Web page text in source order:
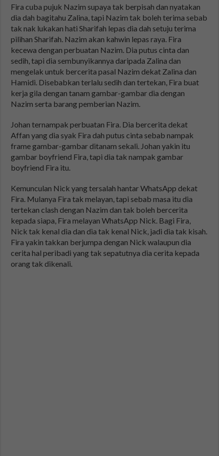
Fira cuba pujuk Nazim supaya tak berpisah dan nyatakan
dia dah bagitahu Zalina, tapi Nazim tak boleh terima sebab
tak nak lukakan hati Sharifah lepas dia dah setuju terima
pilihan Sharifah. Nazim akan kahwin lepas raya. Fira
kecewa dengan perbuatan Nazim. Dia putus cinta dan
sedih, tapi dia sembunyikannya daripada Zalina dan
mengelak untuk bercerita pasal Nazim dekat Zalina dan
Hamidi. Disebabkan terlalu sedih dan tertekan, Fira buat
kerja gila dengan tanam gambar-gambar dia dengan
Nazim serta barang pemberian Nazim.
Johan ternampak perbuatan Fira. Dia bercerita dekat
Affan yang dia syak Fira dah putus cinta sebab nampak
frame gambar-gambar ditanam sekali. Johan yakin itu
gambar boyfriend Fira, tapi dia tak nampak gambar
boyfriend Fira itu.
Kemunculan Nick yang tersalah hantar WhatsApp dekat
Fira. Mulanya Fira tak melayan, tapi sebab masa itu dia
tertekan clash dengan Nazim dan tak boleh bercerita
kepada siapa, Fira melayan WhatsApp Nick. Bagi Fira,
Nick tak kenal dia dan dia tak kenal Nick, jadi dia tak kisah.
Fira yakin takkan berjumpa dengan Nick walaupun dia
cerita hal peribadi yang tak sepatutnya dia cerita kepada
orang tak dikenali.